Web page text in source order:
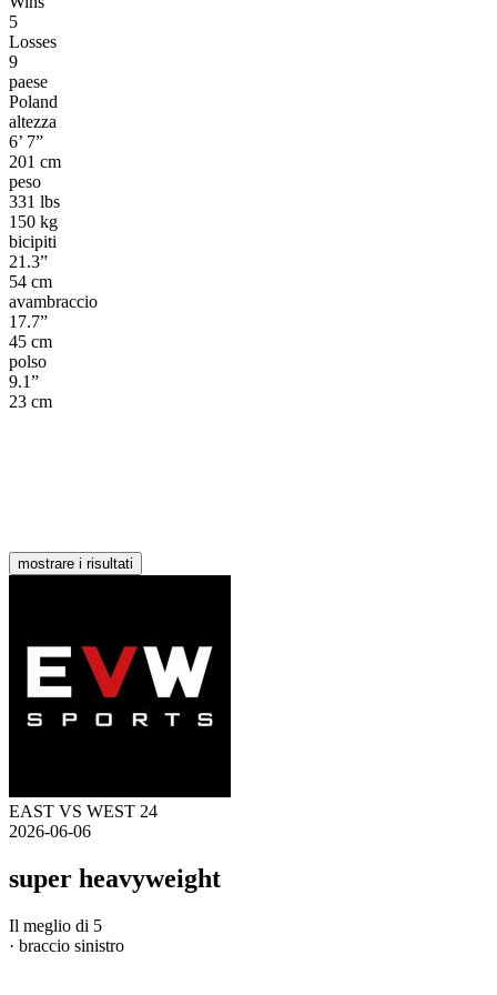
5
Losses
9
paese
Poland
altezza
6’ 7”
201 cm
peso
331 lbs
150 kg
bicipiti
21.3”
54 cm
avambraccio
17.7”
45 cm
polso
9.1”
23 cm
mostrare i risultati
EAST VS WEST 24
2026-06-06
super heavyweight
Il meglio di 5
· braccio sinistro